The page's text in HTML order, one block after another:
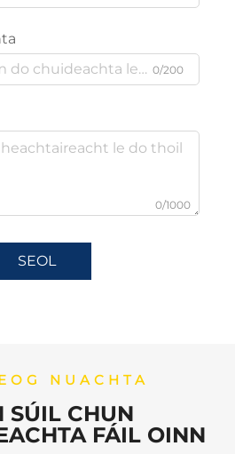
0/200
0/1000
SEOL
NUACHTA
SÚIL CHUN
FÁIL OINN